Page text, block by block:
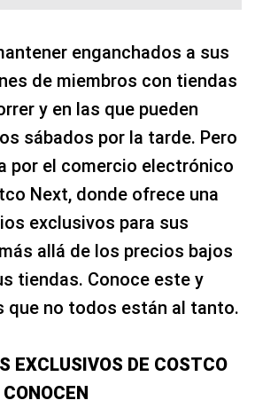
enganchados a sus
de miembros con tiendas
y en las que pueden
sábados por la tarde. Pero
por el comercio electrónico
Next, donde ofrece una
exclusivos para sus
allá de los precios bajos
tiendas. Conoce este y
que no todos están al tanto.
EXCLUSIVOS DE COSTCO